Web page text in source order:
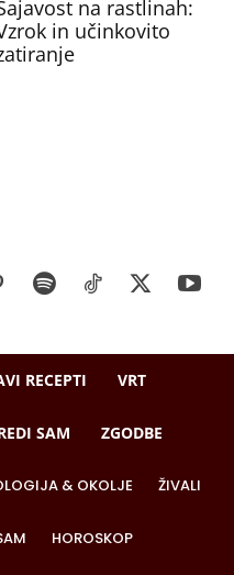
na rastlinah:
in učinkovito
RECEPTI VRT
SAM ZGODBE
& OKOLJE ŽIVALI
HOROSKOP